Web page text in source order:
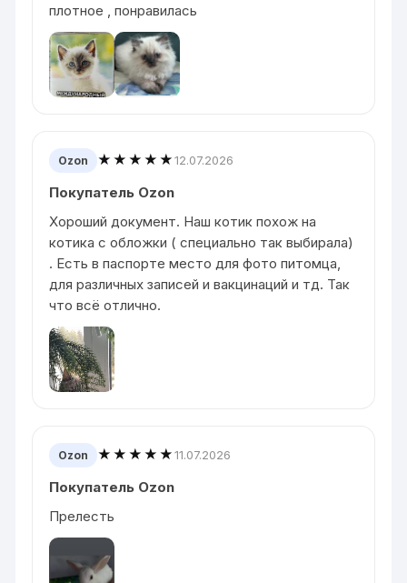
плотное , понравилась
Ozon ★★★★★12.07.2026
Покупатель Ozon
Хороший документ. Наш котик похож на
котика с обложки ( специально так выбирала)
. Есть в паспорте место для фото питомца,
для различных записей и вакцинаций и тд. Так
что всё отлично.
Ozon ★★★★★11.07.2026
Покупатель Ozon
Прелесть